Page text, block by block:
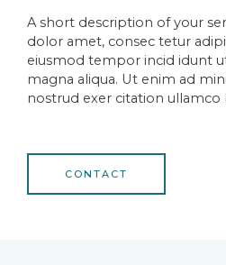
A short description of your
dolor amet, consec tetur
eiusmod tempor incid idunt
magna aliqua. Ut enim ad
nostrud exer citation ullamco
CONTACT